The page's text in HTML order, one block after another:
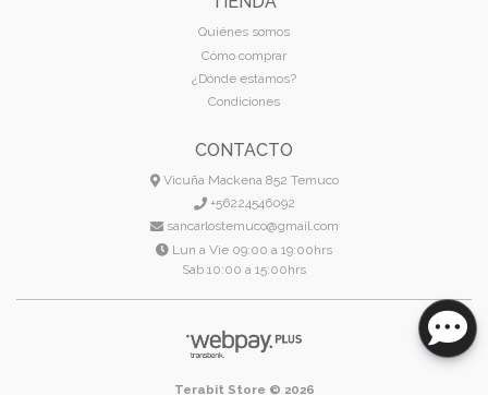
Quiénes somos
Cómo comprar
¿Dónde estamos?
Condiciones
CONTACTO
Vicuña Mackena 852 Temuco
+56224546092
sancarlostemuco@gmail.com
Lun a Vie 09:00 a 19:00hrs
Sab 10:00 a 15:00hrs
Terabit Store © 2026